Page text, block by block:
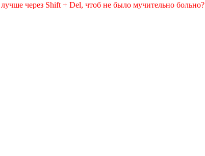
лучше через Shift + Del, чтоб не было мучительно больно?